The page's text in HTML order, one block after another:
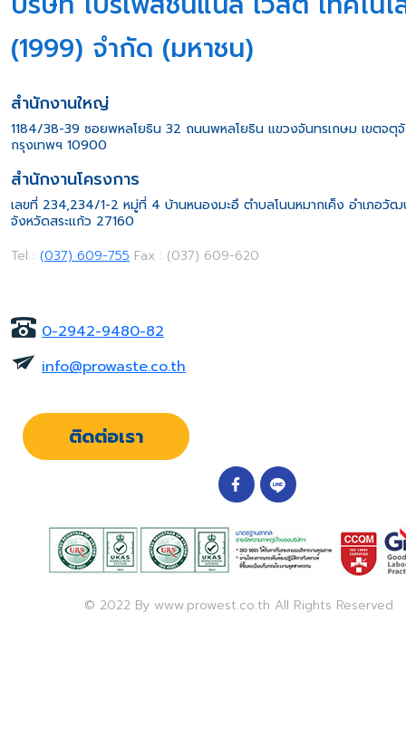
(1999) จำกัด (มหาชน)
สำนักงานใหญ่
1184/38-39 ซอยพหลโยธิน 32 ถนนพหลโยธิน แขวงจันทรเกษม เขตจตุ
กรุงเทพฯ 10900
สำนักงานโครงการ
เลขที่ 234,234/1-2 หมู่ที่ 4 บ้านหนองมะอึ ตำบลโนนหมากเค็ง อำเภอวัฒ
จังหวัดสระแก้ว 27160
Tel : (037) 609-755 Fax : (037) 609-620
0-2942-9480-82
info@prowaste.co.th
ติดต่อเรา
© 2022 By www.prowest.co.th All Rights Reserved